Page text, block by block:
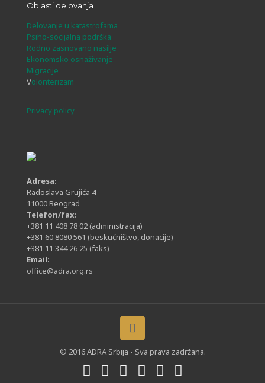
Oblasti delovanja
Delovanje u katastrofama
Psiho-socijalna podrška
Rodno zasnovano nasilje
Ekonomsko osnaživanje
Migracije
Volonterizam
Privacy policy
Adresa:
Radoslava Grujića 4
11000 Beograd
Telefon/fax:
+381 11 408 78 02 (administracija)
+381 60 8080 561 (beskućništvo, donacije)
+381 11 344 26 25 (faks)
Email:
office@adra.org.rs
© 2016 ADRA Srbija - Sva prava zadržana.